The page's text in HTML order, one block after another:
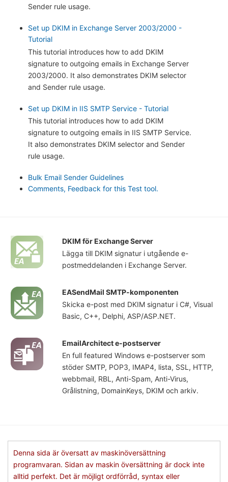
Sender rule usage.
Set up DKIM in Exchange Server 2003/2000 -
Tutorial
This tutorial introduces how to add DKIM
signature to outgoing emails in Exchange Server
2003/2000. It also demonstrates DKIM selector
and Sender rule usage.
Set up DKIM in IIS SMTP Service - Tutorial
This tutorial introduces how to add DKIM
signature to outgoing emails in IIS SMTP Service.
It also demonstrates DKIM selector and Sender
rule usage.
Bulk Email Sender Guidelines
Comments, Feedback for this Test tool.
DKIM för Exchange Server
Lägga till DKIM signatur i utgående e-
postmeddelanden i Exchange Server.
EASendMail SMTP-komponenten
Skicka e-post med DKIM signatur i C#, Visual
Basic, C++, Delphi, ASP/ASP.NET.
EmailArchitect e-postserver
En full featured Windows e-postserver som
stöder SMTP, POP3, IMAP4, lista, SSL, HTTP,
webbmail, RBL, Anti-Spam, Anti-Virus,
Grålistning, DomainKeys, DKIM och arkiv.
Denna sida är översatt av maskinöversättning
programvaran. Sidan av maskin översättning är dock inte
alltid perfekt. Det är möjligt ordförråd, syntax eller